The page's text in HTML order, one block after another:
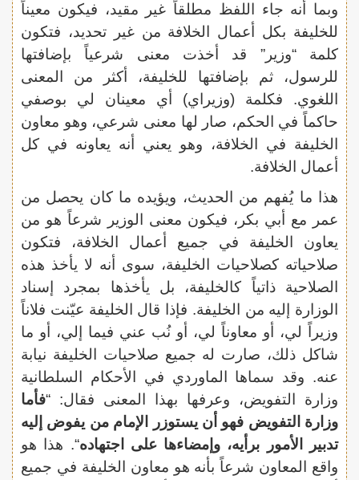
وبما أنه جاء اللفظ مطلقاً غير مقيد، فيكون معيناً
للخليفة بكل أعمال الخلافة من غير تحديد، فتكون
كلمة “وزير” قد أخذت معنى شرعياً بإضافتها
للرسول، ثم بإضافتها للخليفة، أكثر من المعنى
اللغوي. فكلمة (وزيراي) أي معينان لي بوصفي
حاكماً في الحكم، صار لها معنى شرعي، وهو معاون
الخليفة في الخلافة، وهو يعني أنه يعاونه في كل
أعمال الخلافة.
هذا ما يُفهم من الحديث، ويؤيده ما كان يحصل من
عمر مع أبي بكر، فيكون معنى الوزير شرعاً هو من
يعاون الخليفة في جميع أعمال الخلافة، فتكون
صلاحياته كصلاحيات الخليفة، سوى أنه لا يأخذ هذه
الصلاحية ذاتياً كالخليفة، بل يأخذها بمجرد إسناد
الوزارة إليه من الخليفة. فإذا قال الخليفة عيّنت فلاناً
وزيراً لي، أو معاوناً لي، أو نُب عني فيما إلي، أو ما
شاكل ذلك، صارت له جميع صلاحيات الخليفة نيابة
عنه. وقد سماها الماوردي في الأحكام السلطانية
وزارة التفويض، وعرفها بهذا المعنى فقال: “فأما
وزارة التفويض فهو أن يستوزر الإمام من يفوض إليه
تدبير الأمور برأيه، وإمضاءها على اجتهاده“. هذا هو
واقع المعاون شرعاً بأنه هو معاون الخليفة في جميع